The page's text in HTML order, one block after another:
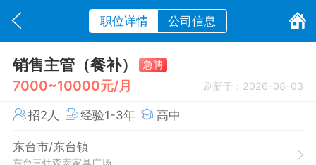
职位详情 公司信息
销售主管（餐补） 急聘
7000~10000元/月 刷新于：2026-08-03
招2人 经验1-3年 高中
东台市/东台镇